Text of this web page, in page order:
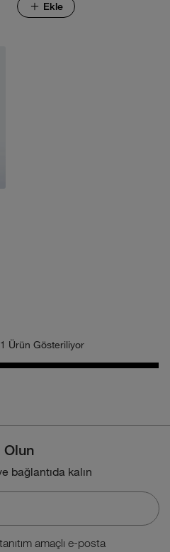
Ekle
Ürün Gösteriliyor
Olun
bağlantıda kalın
amaçlı e-posta